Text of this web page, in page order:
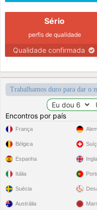
Sério
perfis de qualidade
Qualidade confirmada
Trabalhamos duro para dar o
Encontros por país
França
Bélgica
Espanha
Itália
Suécia
Austrália